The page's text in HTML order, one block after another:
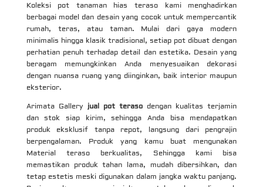
Koleksi pot tanaman hias teraso kami menghadirkan
berbagai model dan desain yang cocok untuk mempercantik
rumah, teras, atau taman. Mulai dari gaya modern
minimalis hingga klasik tradisional, setiap pot dibuat dengan
perhatian penuh terhadap detail dan estetika. Desain yang
beragam memungkinkan Anda menyesuaikan dekorasi
dengan nuansa ruang yang diinginkan, baik interior maupun
eksterior.
Arimata Gallery jual pot teraso dengan kualitas terjamin
dan stok siap kirim, sehingga Anda bisa mendapatkan
produk eksklusif tanpa repot, langsung dari pengrajin
berpengalaman. Produk yang kamu buat mengunakan
Material teraso berkualitas, Sehingga kami bisa
memastikan produk tahan lama, mudah dibersihkan, dan
tetap estetis meski digunakan dalam jangka waktu panjang.